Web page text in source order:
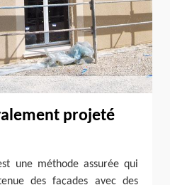
projeté
une méthode assurée qui
des façades avec des